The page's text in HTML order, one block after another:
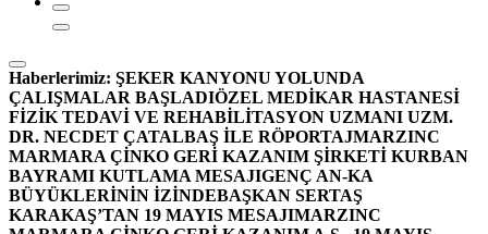
Haberlerimiz: ŞEKER KANYONU YOLUNDA
ÇALIŞMALAR BAŞLADIÖZEL MEDİKAR HASTANESİ
FİZİK TEDAVİ VE REHABİLİTASYON UZMANI UZM.
DR. NECDET ÇATALBAŞ İLE RÖPORTAJMARZINC
MARMARA ÇİNKO GERİ KAZANIM ŞİRKETİ KURBAN
BAYRAMI KUTLAMA MESAJIGENÇ AN-KA
BÜYÜKLERİNİN İZİNDEBAŞKAN SERTAŞ
KARAKAŞ’TAN 19 MAYIS MESAJIMARZINC